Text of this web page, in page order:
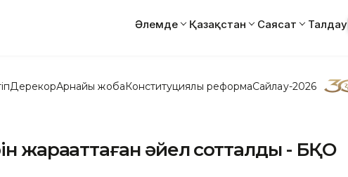
Әлемде Қазақстан Саясат Талдау
ДерекқорАрнайы жобаКонституциялық реформаСайлау-2026
жарақаттаған әйел сотталды - БҚО